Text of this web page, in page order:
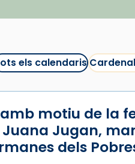
i prepara una
itual
amb IA
els calendaris
motiu de la
Jugan,
dels